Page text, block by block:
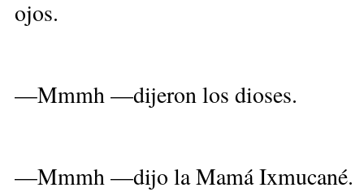
ojos.
—Mmmh —dijeron los dioses.
—Mmmh —dijo la Mamá Ixmucané.